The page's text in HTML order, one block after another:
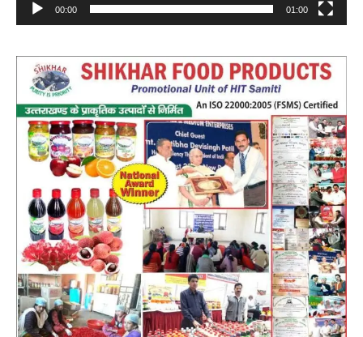
00:00 01:00